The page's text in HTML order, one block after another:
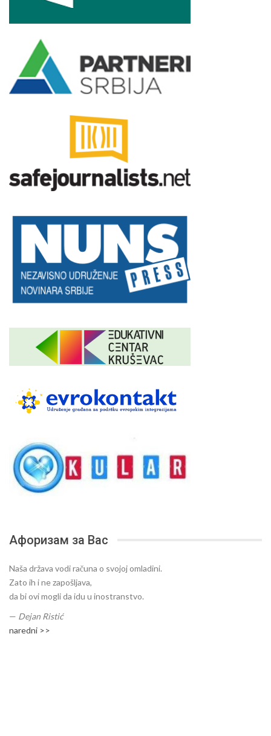
Афоризам за Вас
Naša država vodi računa o svojoj omladini.
Zato ih i ne zapošljava,
da bi ovi mogli da idu u inostranstvo.
— Dejan Ristić
naredni >>